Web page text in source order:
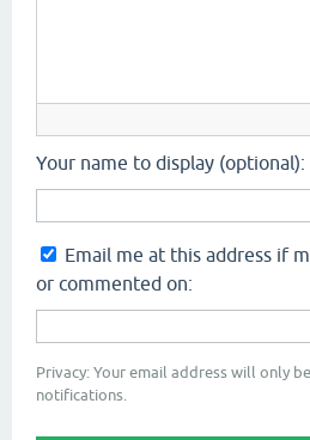
Your name to display (optional):
Email me at this address if
or commented on:
Privacy: Your email address will only
notifications.